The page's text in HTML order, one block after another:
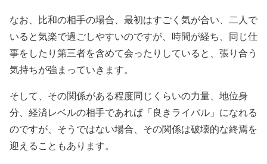
なお、比和の相手の場合、最初はすごく気が合い、二人で
いると気楽で過ごしやすいのですが、時間が経ち、同じ仕
事をしたり第三者を含めて会ったりしていると、張り合う
気持ちが強まっていきます。
そして、その関係がある程度同じくらいの力量、地位身
分、経済レベルの相手であれば「良きライバル」になれる
のですが、そうではない場合、その関係は破壊的な終焉を
迎えることもあります。